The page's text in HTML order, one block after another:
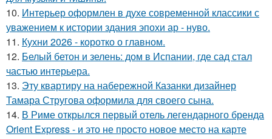
10. Интерьер оформлен в духе современной классики с
уважением к истории здания эпохи ар - нуво.
11. Кухни 2026 - коротко о главном.
12. Белый бетон и зелень: дом в Испании, где сад стал
частью интерьера.
13. Эту квартиру на набережной Казанки дизайнер
Тамара Стругова оформила для своего сына.
14. В Риме открылся первый отель легендарного бренда
Orient Express - и это не просто новое место на карте